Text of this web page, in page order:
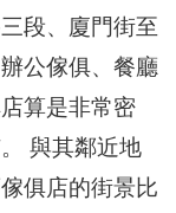
段、廈門街至
公傢俱、餐廳
算是非常密
與其鄰近地
俱店的街景比